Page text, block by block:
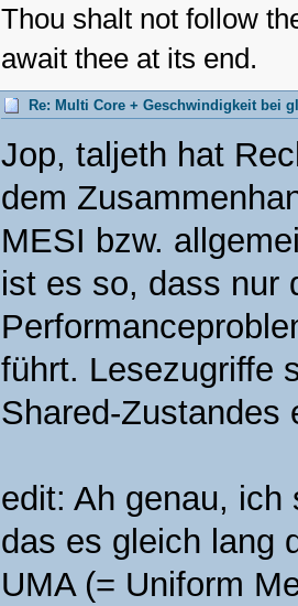
Thou shalt not follow
await thee at its end.
Re: Multi Core + Geschwindigkeit bei
Jop, taljeth hat
dem
MESI bzw.
ist es so, dass nur
führt. Lesezugriffe
Shared-Zustandes
edit: Ah genau,
das es gleich lang
UMA (= Uniform